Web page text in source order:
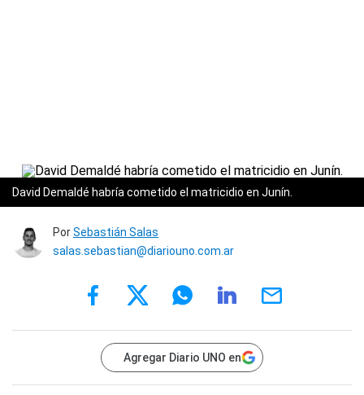
David Demaldé habría cometido el matricidio en Junín.
PorSebastián Salas
salas.sebastian@diariouno.com.ar
Agregar Diario UNO en